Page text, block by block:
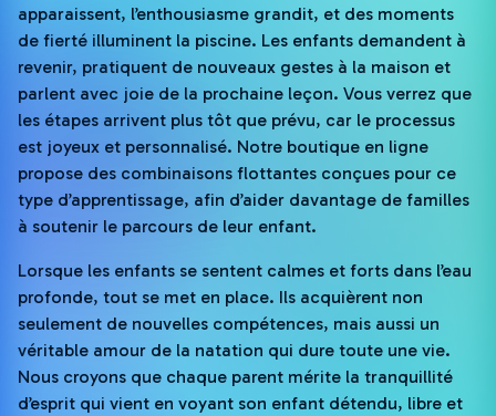
apparaissent, l’enthousiasme grandit, et des moments
de fierté illuminent la piscine. Les enfants demandent à
revenir, pratiquent de nouveaux gestes à la maison et
parlent avec joie de la prochaine leçon. Vous verrez que
les étapes arrivent plus tôt que prévu, car le processus
est joyeux et personnalisé. Notre boutique en ligne
propose des combinaisons flottantes conçues pour ce
type d’apprentissage, afin d’aider davantage de familles
à soutenir le parcours de leur enfant.
Lorsque les enfants se sentent calmes et forts dans l’eau
profonde, tout se met en place. Ils acquièrent non
seulement de nouvelles compétences, mais aussi un
véritable amour de la natation qui dure toute une vie.
Nous croyons que chaque parent mérite la tranquillité
d’esprit qui vient en voyant son enfant détendu, libre et